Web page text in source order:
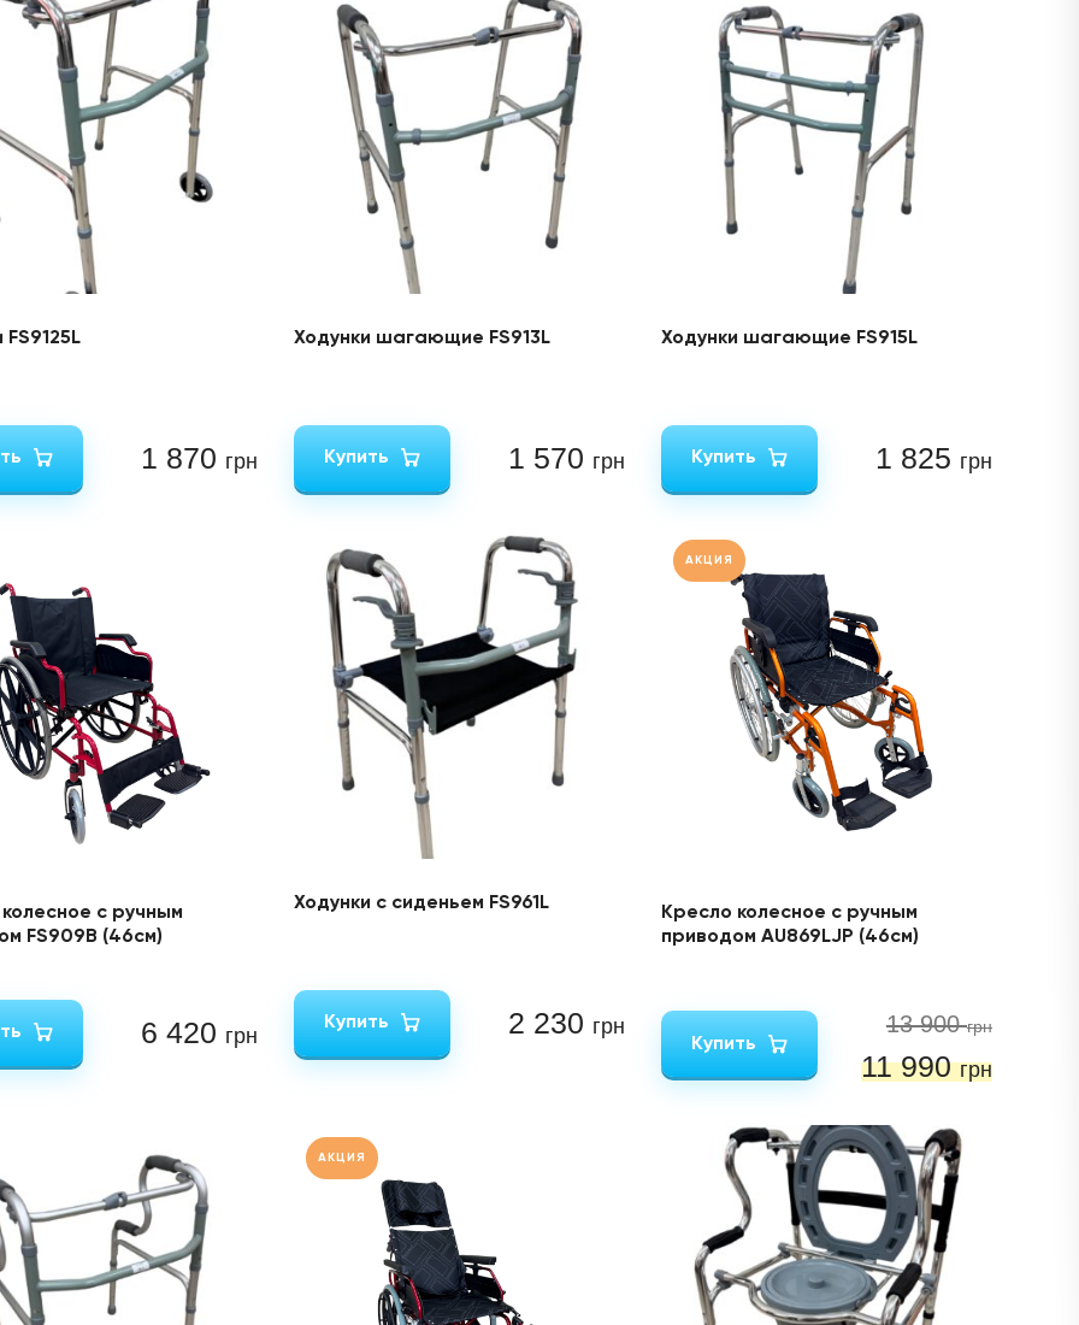
FS9125L
1 870 грн
Ходунки шагающие FS913L
Купить 1 570 грн
Ходунки шагающие FS915L
Купить 1 825 грн
с ручным
FS909B (46см)
6 420 грн
Ходунки с сиденьем FS961L
Купить 2 230 грн
АКЦИЯ
Кресло колесное с ручным
приводом AU869LJP (46см)
Купить
13 900грн
11 990грн
АКЦИЯ